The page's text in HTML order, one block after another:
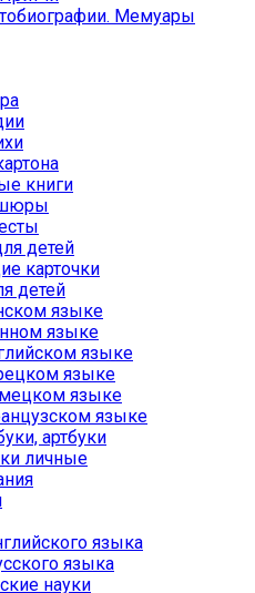
Мемуары
книги
детей
карточки
детей
языке
языке
языке
языке
языке
языке
артбуки
личные
языка
языка
науки